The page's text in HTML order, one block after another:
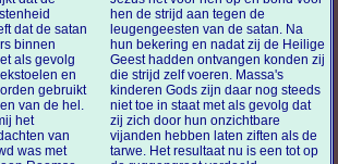
dat de satan
binnen
en
gebruikt
door deze spreekbuizen van de hel.
het
van
was met
hen de strijd aan tegen de
leugengeesten van de satan. Na
hun bekering en nadat zij de Heilige
Geest hadden ontvangen konden zij
die strijd zelf voeren. Massa's
kinderen Gods zijn daar nog steeds
niet toe in staat met als gevolg dat
zij zich door hun onzichtbare
vijanden hebben laten ziften als de
tarwe. Het resultaat nu is een tot op